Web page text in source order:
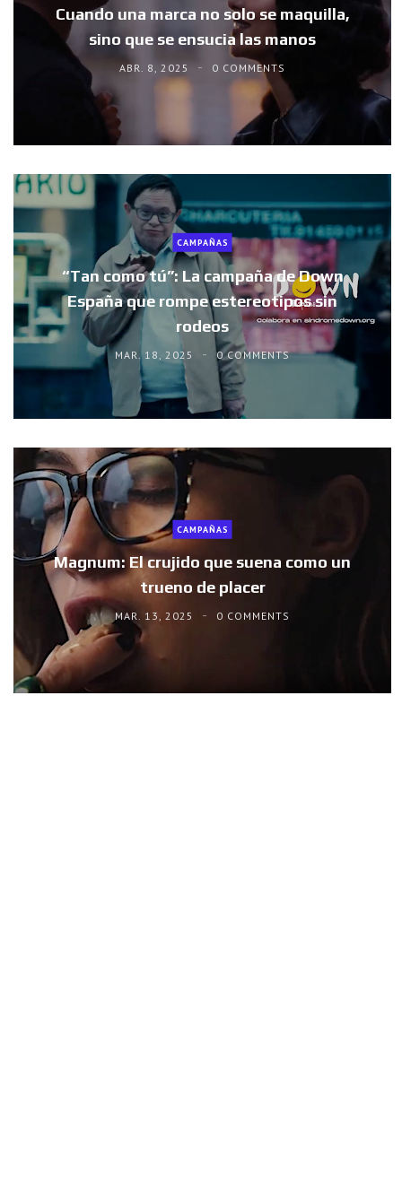
Cuando una marca no solo se maquilla,
sino que se ensucia las manos
ABR. 8, 2025 0 COMMENTS
CAMPAÑAS
“Tan como tú”: La campaña de Down
España que rompe estereotipos sin
rodeos
MAR. 18, 2025 0 COMMENTS
CAMPAÑAS
Magnum: El crujido que suena como un
trueno de placer
MAR. 13, 2025 0 COMMENTS